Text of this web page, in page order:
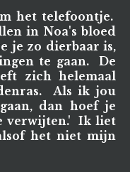
het telefoontje.
in Noa's bloed
je zo dierbaar is,
te gaan. De
zich helemaal
Als ik jou
dan hoef je
verwijten.' Ik liet
het niet mijn